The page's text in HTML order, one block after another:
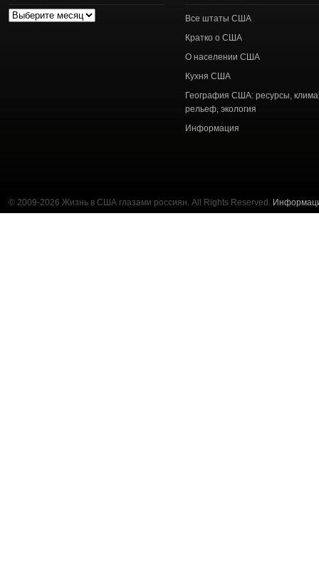
Архив
Все штаты США
Кратко о США
О населении США
Кухня США
География США: ресурсы,
рельеф, экология
Информация
© 2009-2026 Жизнь в США глазами россиян. All Rights Reserved.